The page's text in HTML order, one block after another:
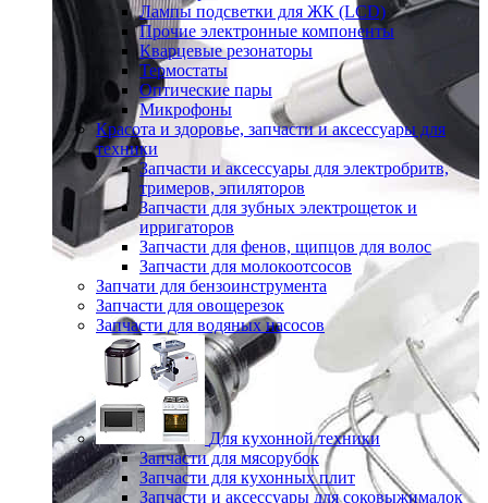
Лампы подсветки для ЖК (LCD)
Прочие электронные компоненты
Кварцевые резонаторы
Термостаты
Оптические пары
Микрофоны
Красота и здоровье, запчасти и аксессуары для
техники
Запчасти и аксессуары для электробритв,
тримеров, эпиляторов
Запчасти для зубных электрощеток и
ирригаторов
Запчасти для фенов, щипцов для волос
Запчасти для молокоотсосов
Запчати для бензоинструмента
Запчасти для овощерезок
Запчасти для водяных насосов
Для кухонной техники
Запчасти для мясорубок
Запчасти для кухонных плит
Запчасти и аксессуары для соковыжималок